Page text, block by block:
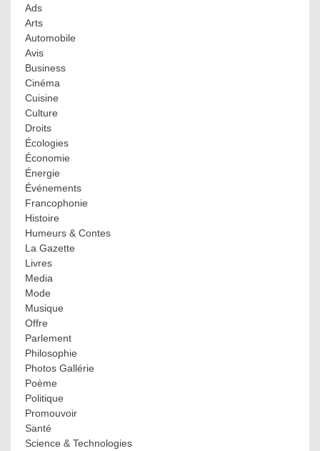
Ads
Arts
Automobile
Avis
Business
Cinéma
Cuisine
Culture
Droits
Écologies
Économie
Énergie
Événements
Francophonie
Histoire
Humeurs & Contes
La Gazette
Livres
Media
Mode
Musique
Offre
Parlement
Philosophie
Photos Gallérie
Poème
Politique
Promouvoir
Santé
Science & Technologies